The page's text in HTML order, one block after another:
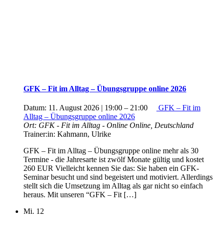
GFK – Fit im Alltag – Übungsgruppe online 2026
Datum: 11. August 2026 | 19:00 – 21:00
GFK – Fit im
Alltag – Übungsgruppe online 2026
Ort: GFK - Fit im Alltag - Online Online, Deutschland
Trainer:in: Kahmann, Ulrike
GFK – Fit im Alltag – Übungsgruppe online mehr als 30
Termine - die Jahresarte ist zwölf Monate gültig und kostet
260 EUR Vielleicht kennen Sie das: Sie haben ein GFK-
Seminar besucht und sind begeistert und motiviert. Allerdings
stellt sich die Umsetzung im Alltag als gar nicht so einfach
heraus. Mit unseren “GFK – Fit […]
Mi. 12